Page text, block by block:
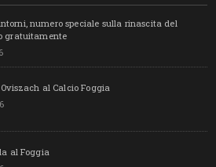
numero speciale sulla rinascita del
gratuitamente
al Calcio Foggia
al Foggia